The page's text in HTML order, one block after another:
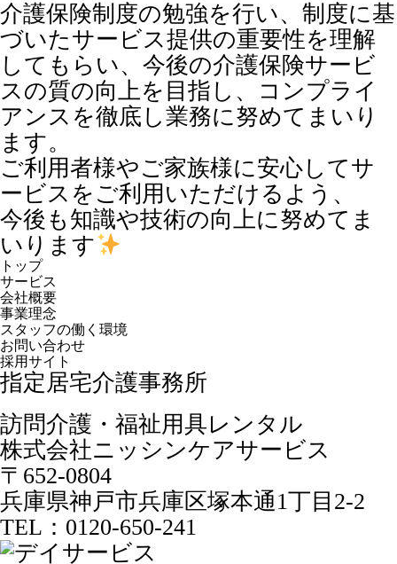
介護保険制度の勉強を行い、制度に基
づいたサービス提供の重要性を理解
してもらい、今後の介護保険サービ
スの質の向上を目指し、コンプライ
アンスを徹底し業務に努めてまいり
ます。
ご利用者様やご家族様に安心してサ
ービスをご利用いただけるよう、
今後も知識や技術の向上に努めてま
いります
トップ
サービス
会社概要
事業理念
スタッフの働く環境
お問い合わせ
採用サイト
指定居宅介護事務所
訪問介護・福祉用具レンタル
株式会社ニッシンケアサービス
〒652-0804
兵庫県神戸市兵庫区塚本通1丁目2-2
TEL： 0120-650-241